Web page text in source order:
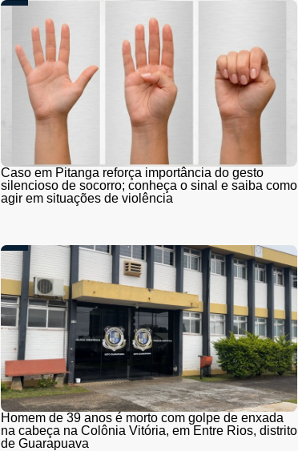
Caso em Pitanga reforça importância do gesto
silencioso de socorro; conheça o sinal e saiba como
agir em situações de violência
Homem de 39 anos é morto com golpe de enxada
na cabeça na Colônia Vitória, em Entre Rios, distrito
de Guarapuava